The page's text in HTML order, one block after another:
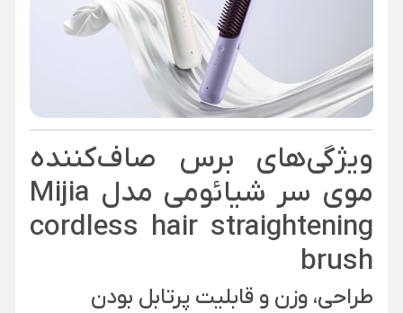
ویژگی‌های برس صاف‌کننده
موی سر شیائومی مدل Mijia
cordless hair straightening
brush
طراحی، وزن و قابلیت پرتابل بودن